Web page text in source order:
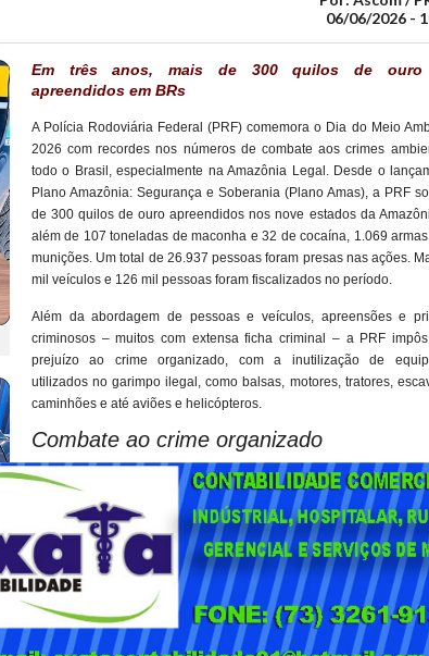
06/06/2026 -
Em três anos, mais de 300 quilos de ouro
apreendidos em BRs
A Polícia Rodoviária Federal (PRF) comemora o Dia do Meio
2026 com recordes nos números de combate aos crimes
todo o Brasil, especialmente na Amazônia Legal. Desde o
Plano Amazônia: Segurança e Soberania (Plano Amas), a PRF
de 300 quilos de ouro apreendidos nos nove estados da
além de 107 toneladas de maconha e 32 de cocaína, 1.069 armas
munições. Um total de 26.937 pessoas foram presas nas ações.
mil veículos e 126 mil pessoas foram fiscalizados no período.
Além da abordagem de pessoas e veículos, apreensões e
criminosos – muitos com extensa ficha criminal – a PRF
prejuízo ao crime organizado, com a inutilização de
utilizados no garimpo ilegal, como balsas, motores, tratores,
caminhões e até aviões e helicópteros.
Combate ao crime organizado
Recentemente incorporado ao programa “Território Seguro,
Soberana: Proteção da Amazônia e da Faixa de Fronteira”, no
ação governamental Brasil contra o Crime Organizado:
AMAS foi instituído pelo Presidente Lula em julho de 2023 para
organizações criminosas nos nove estados da Amazônia Legal,
por Acre, Amapá, Amazonas, Maranhão, Mato Grosso, Pará,
Roraima e Tocantins.
Sob o comando do Ministério da Justiça e Segurança